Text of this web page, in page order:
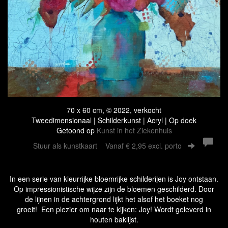
70 x 60 cm, © 2022, verkocht
Tweedimensionaal | Schilderkunst | Acryl | Op doek
Getoond op Kunst in het Ziekenhuis
Stuur als kunstkaart Vanaf € 2,95 excl. porto
In een serie van kleurrijke bloemrijke schilderijen is Joy ontstaan.
Op impressionistische wijze zijn de bloemen geschilderd. Door
de lijnen in de achtergrond lijkt het alsof het boeket nog
groeit! Een plezier om naar te kijken: Joy! Wordt geleverd in
houten baklijst.